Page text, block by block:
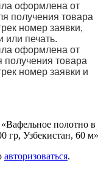
оформлена от
получения товара
номер заявки,
или печать.
оформлена от
получения товара
номер заявки и
полотно в
гр, Узбекистан, 60 м»
авторизоваться.